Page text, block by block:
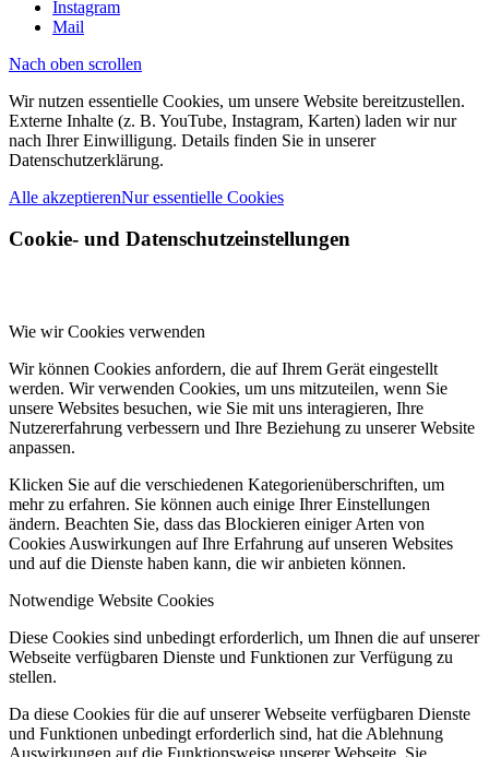
Instagram
Mail
Nach oben scrollen
Wir nutzen essentielle Cookies, um unsere Website bereitzustellen.
Externe Inhalte (z. B. YouTube, Instagram, Karten) laden wir nur
nach Ihrer Einwilligung. Details finden Sie in unserer
Datenschutzerklärung.
Alle akzeptierenNur essentielle Cookies
Cookie- und Datenschutzeinstellungen
Wie wir Cookies verwenden
Wir können Cookies anfordern, die auf Ihrem Gerät eingestellt
werden. Wir verwenden Cookies, um uns mitzuteilen, wenn Sie
unsere Websites besuchen, wie Sie mit uns interagieren, Ihre
Nutzererfahrung verbessern und Ihre Beziehung zu unserer Website
anpassen.
Klicken Sie auf die verschiedenen Kategorienüberschriften, um
mehr zu erfahren. Sie können auch einige Ihrer Einstellungen
ändern. Beachten Sie, dass das Blockieren einiger Arten von
Cookies Auswirkungen auf Ihre Erfahrung auf unseren Websites
und auf die Dienste haben kann, die wir anbieten können.
Notwendige Website Cookies
Diese Cookies sind unbedingt erforderlich, um Ihnen die auf unserer
Webseite verfügbaren Dienste und Funktionen zur Verfügung zu
stellen.
Da diese Cookies für die auf unserer Webseite verfügbaren Dienste
und Funktionen unbedingt erforderlich sind, hat die Ablehnung